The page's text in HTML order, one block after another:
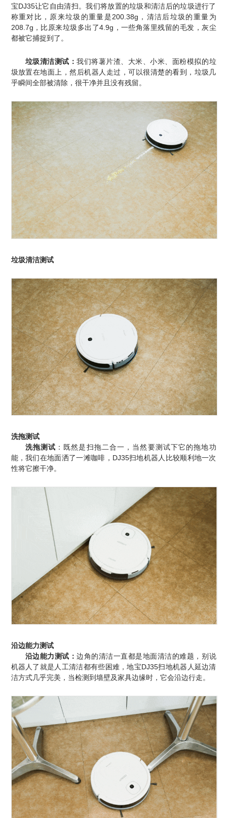
宝DJ35让它自由清扫。我们将放置的垃圾和清洁后的垃圾进行了
称重对比，原来垃圾的重量是200.38g，清洁后垃圾的重量为
208.7g，比原来垃圾多出了4.9g，一些角落里残留的毛发，灰尘
都被它捕捉到了。
垃圾清洁测试：我们将薯片渣、大米、小米、面粉模拟的垃
圾放置在地面上，然后机器人走过，可以很清楚的看到，垃圾几
乎瞬间全部被清除，很干净并且没有残留。
垃圾清洁测试
洗拖测试
洗拖测试 ：既然是扫拖二合一，当然要测试下它的拖地功
能，我们在地面洒了一滩咖啡，DJ35扫地机器人比较顺利地一次
性将它擦干净。
沿边能力测试
沿边能力测试：边角的清洁一直都是地面清洁的难题，别说
机器人了就是人工清洁都有些困难，地宝DJ35扫地机器人延边清
洁方式几乎完美，当检测到墙壁及家具边缘时，它会沿边行走。